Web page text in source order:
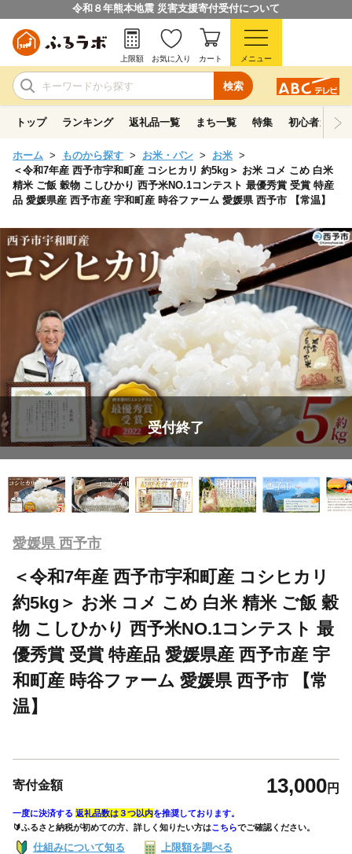
令和８年熊本地震 災害支援寄付受付について
検索
上限額 お気に入り カート メニュー
トップ ランキング 返礼品一覧 まち一覧 特集 初心者ガイド
ホーム ものから探す お米・パン
お米
＜令和7年産 西予市宇和町産 コシヒカリ 約5kg＞ お米 コメ こめ 白米
精米 ご飯 穀物 こしひかり 西予米NO.1コンテスト 最優秀賞 受賞 特産
品 愛媛県産 西予市産 宇和町産 時谷ファーム 愛媛県 西予市 【常温】
受付終了
愛媛県 西予市
＜令和7年産 西予市宇和町産 コシヒカリ
約5kg＞ お米 コメ こめ 白米 精米 ご飯 穀
物 こしひかり 西予米NO.1コンテスト 最
優秀賞 受賞 特産品 愛媛県産 西予市産 宇
和町産 時谷ファーム 愛媛県 西予市 【常
温】
寄付金額 13,000円
一度に決済する 返礼品数は３つ以内を推奨しております。
🔰ふるさと納税が初めての方、詳しく知りたい方はこちらでご確認ください。
仕組みについて知る 上限額を調べる